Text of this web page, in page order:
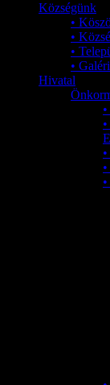
Községünk
•
•
•
•
Hivatal